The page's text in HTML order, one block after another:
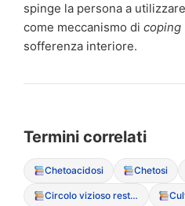
spinge la persona a
come meccanismo di coping
sofferenza interiore.
Termini correlati
Chetoacidosi Chetosi
Circolo vizioso restrizione-abbuffata